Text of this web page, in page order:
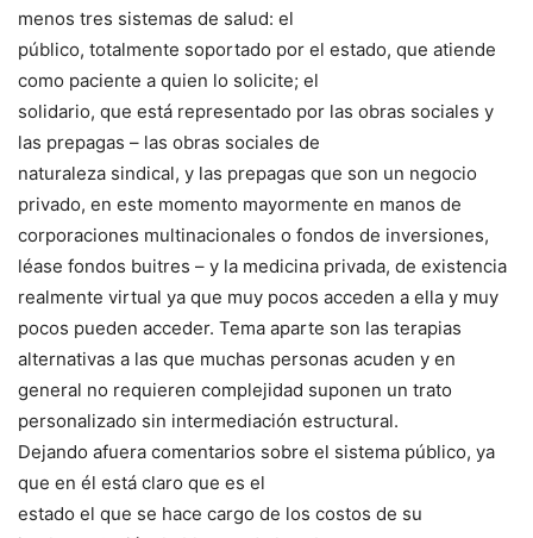
menos tres sistemas de salud: el
público, totalmente soportado por el estado, que atiende
como paciente a quien lo solicite; el
solidario, que está representado por las obras sociales y
las prepagas – las obras sociales de
naturaleza sindical, y las prepagas que son un negocio
privado, en este momento mayormente en manos de
corporaciones multinacionales o fondos de inversiones,
léase fondos buitres – y la medicina privada, de existencia
realmente virtual ya que muy pocos acceden a ella y muy
pocos pueden acceder. Tema aparte son las terapias
alternativas a las que muchas personas acuden y en
general no requieren complejidad suponen un trato
personalizado sin intermediación estructural.
Dejando afuera comentarios sobre el sistema público, ya
que en él está claro que es el
estado el que se hace cargo de los costos de su